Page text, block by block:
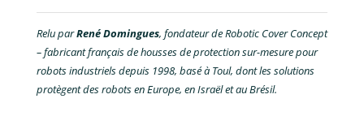
Relu parRené Domingues, fondateur de Robotic Cover Concept
– fabricant français de housses de protection sur-mesure pour
robots industriels depuis 1998, basé à Toul, dont les solutions
protègent des robots en Europe, en Israël et au Brésil.